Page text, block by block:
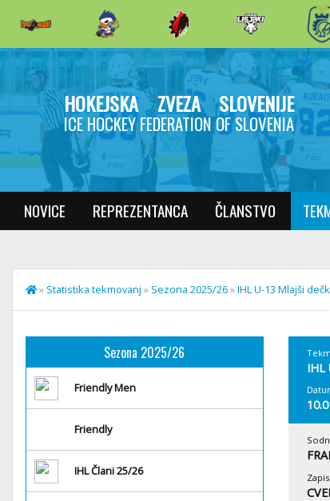
HOKEJSKA ZVEZA SLOVENIJE
ICE HOCKEY FEDERATION OF SLOVENIA
NOVICE REPREZENTANCA ČLANSTVO
» Statistika tekmovanj » Sezona 2025/26»IHL U-13 Mlajši
Sezona 2025/26
Friendly Men
Friendly
IHL Člani 25/26
IHL